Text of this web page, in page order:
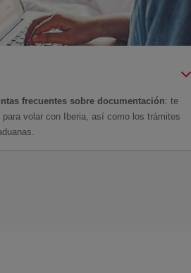
frecuentes sobre documentación: te
volar con Iberia, así como los trámites